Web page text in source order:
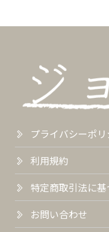
プライバシーポリ
利用規約
特定商取引法に
お問い合わせ